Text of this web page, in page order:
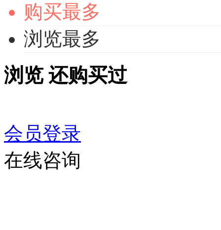
购买最多
浏览最多
浏览 还购买过
会员登录
在线咨询